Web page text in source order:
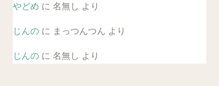
やどめ に 名無し より
じんのに まっつんつん より
じんのに 名無し より